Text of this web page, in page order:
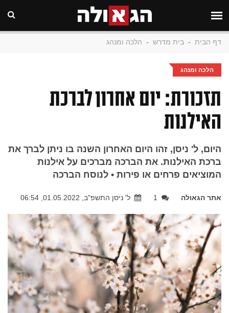
דף הבית - בית מדרש - הלכה ומנהג
הלכה ומנהג
תזכורת: יום אחרון לברכת
האילנות
היום, ל' ניסן, זהו היום האחרון השנה בו ניתן לברך את
ברכת האילנות. את הברכה מברכים על אילנות
המוציאים פרחים או פירות • לנוסח הברכה
אתר הגאולה 1 ל' ניסן התשפ"ב, 01.05.2022, 06:54